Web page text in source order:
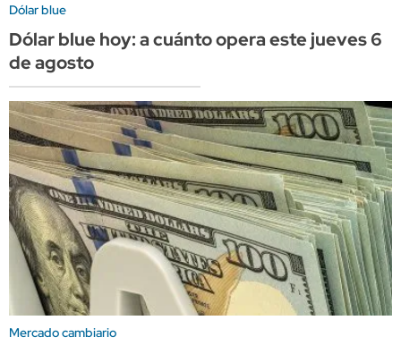
Dólar blue
Dólar blue hoy: a cuánto opera este jueves 6
de agosto
Mercado cambiario